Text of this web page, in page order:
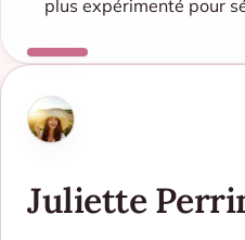
plus expérimenté pour
Juliette